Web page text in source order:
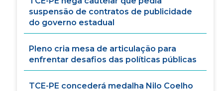
suspensão de contratos de publicidade
do governo estadual
Pleno cria mesa de articulação para
enfrentar desafios das políticas públicas
TCE-PE concederá medalha Nilo Coelho